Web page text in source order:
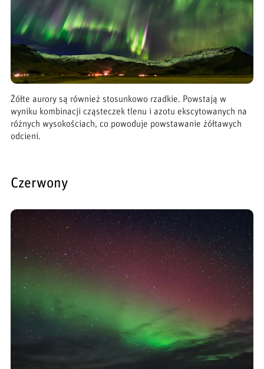
Żółte aurory są również stosunkowo rzadkie. Powstają w
wyniku kombinacji cząsteczek tlenu i azotu ekscytowanych na
różnych wysokościach, co powoduje powstawanie żółtawych
odcieni.
Czerwony